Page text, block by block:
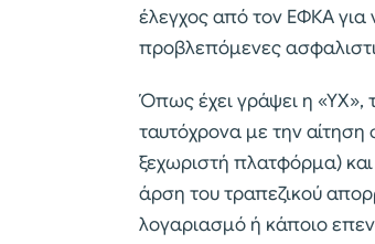
έλεγχος από τον ΕΦΚΑ για
προβλεπόμενες
Όπως έχει γράψει η «ΥΧ»,
ταυτόχρονα με την
ξεχωριστή πλατφόρμα)
άρση του τραπεζικού
λογαριασμό ή κάποιο